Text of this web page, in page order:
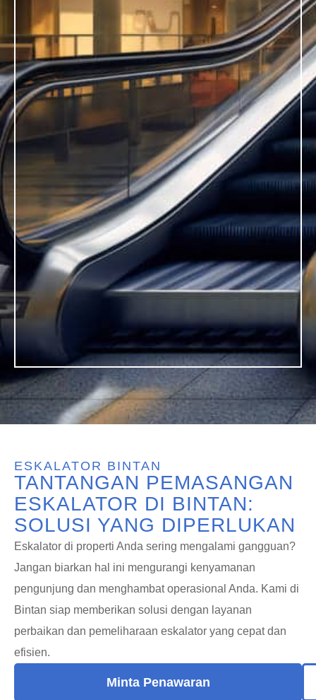
ESKALATOR BINTAN
TANTANGAN PEMASANGAN
ESKALATOR DI BINTAN:
SOLUSI YANG DIPERLUKAN
Eskalator di properti Anda sering mengalami gangguan?
Jangan biarkan hal ini mengurangi kenyamanan
pengunjung dan menghambat operasional Anda. Kami di
Bintan siap memberikan solusi dengan layanan
perbaikan dan pemeliharaan eskalator yang cepat dan
efisien.
Minta Penawaran